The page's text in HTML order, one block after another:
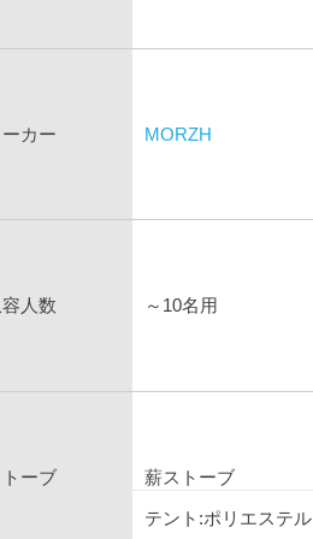
カー MORZH
人数 ～10名用
ーブ
薪ストーブ
テント:ポリエステル